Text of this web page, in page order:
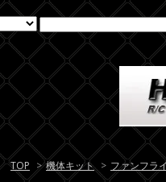
TOP > 機体キット > ファンフラ